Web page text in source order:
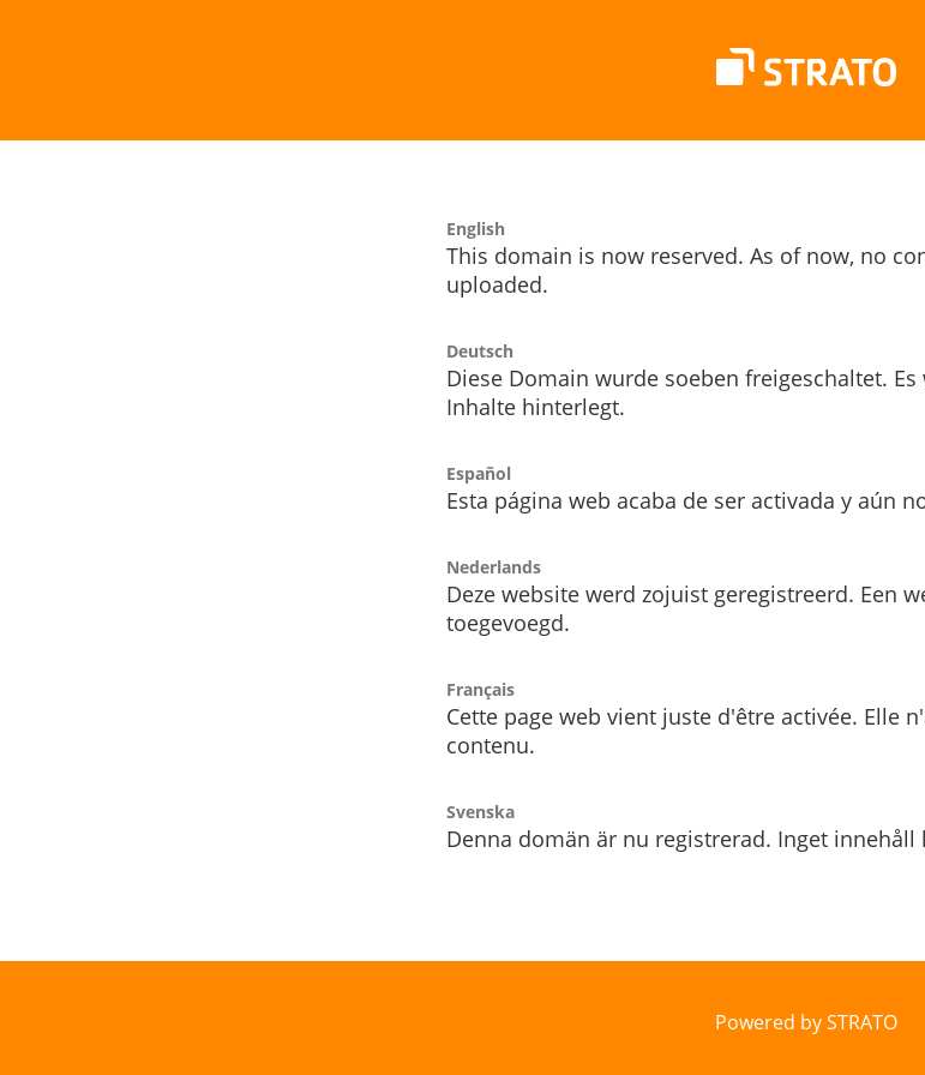
English
This domain is now reserved. As of now, no
uploaded.
Deutsch
Diese Domain wurde soeben freigeschaltet.
Inhalte hinterlegt.
Español
Esta página web acaba de ser activada y aún
Nederlands
Deze website werd zojuist geregistreerd. Een
toegevoegd.
Français
Cette page web vient juste d'être activée. Elle
contenu.
Svenska
Denna domän är nu registrerad. Inget
Powered by STRATO